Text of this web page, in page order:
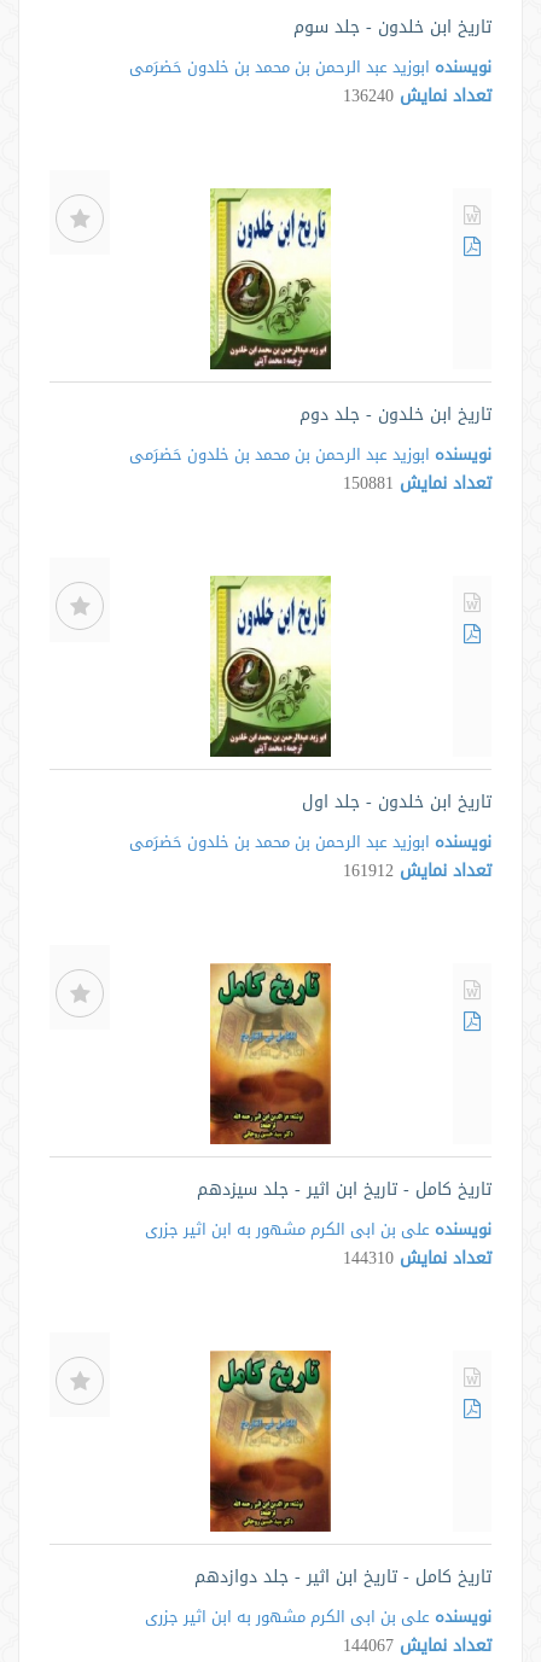
تاریخ ابن خلدون - جلد سوم
نویسنده ابوزید عبد الرحمن بن محمد بن خلدون حَضرَمی
تعداد نمایش 136240
تاریخ ابن خلدون - جلد دوم
نویسنده ابوزید عبد الرحمن بن محمد بن خلدون حَضرَمی
تعداد نمایش 150881
تاریخ ابن خلدون - جلد اول
نویسنده ابوزید عبد الرحمن بن محمد بن خلدون حَضرَمی
تعداد نمایش 161912
تاریخ کامل - تاریخ ابن اثیر - جلد سیزدهم
نویسنده علی بن ابی الکرم مشهور به ابن اثیر جزری
تعداد نمایش 144310
تاریخ کامل - تاریخ ابن اثیر - جلد دوازدهم
نویسنده علی بن ابی الکرم مشهور به ابن اثیر جزری
تعداد نمایش 144067